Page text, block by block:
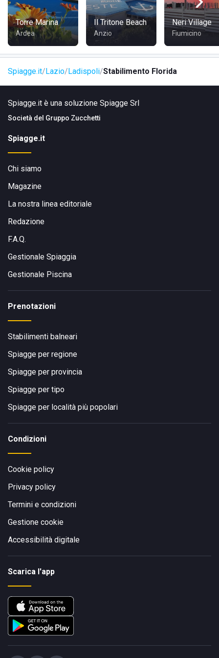
Sono inoltre disponibili:
spogliatoi
bagni
acqua corrente
DOVE SI TROVA LO STABILIMENTO FLORIDA
20, a 1,2 km da Ladispoli, in provincia di Roma.
Partendo dal centro di
Partendo in auto dall'aeroporto di Fiumicino
struttura guidando per circa mezz'ora lungo l'autostrada
regionale
Torre Marina
Ardea
Il Tritone Beach
Anzio
Neri Village
Fiumicino
Spiagge.it Lazio Ladispoli Stabilimento Florida
Spiagge.it è una soluzione Spiagge Srl
Società del Gruppo Zucchetti
Spiagge.it
Chi siamo
Magazine
La nostra linea editoriale
Redazione
F.A.Q.
Gestionale Spiaggia
Gestionale Piscina
Prenotazioni
Stabilimenti balneari
Spiagge per regione
Spiagge per provincia
Spiagge per tipo
Spiagge per località più popolari
Condizioni
Cookie policy
Privacy policy
Termini e condizioni
Gestione cookie
Accessibilità digitale
Scarica l'app